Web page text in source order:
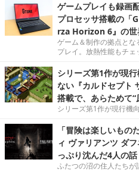
ゲームプレイも録画
プロセッサ搭載の「
rza Horizon 6』の世
ゲーム＆制作の拠点とな
プレイ。放熱性能もチェ
シリーズ第1作が現
ない『カルドセプト
搭載で、あらためて
シリーズ第1作が現行機
「冒険は楽しいもの
ィ ヴァリアンツ ダ
っぷり沈んだ4人の話
ふたつの沼の住人たちが